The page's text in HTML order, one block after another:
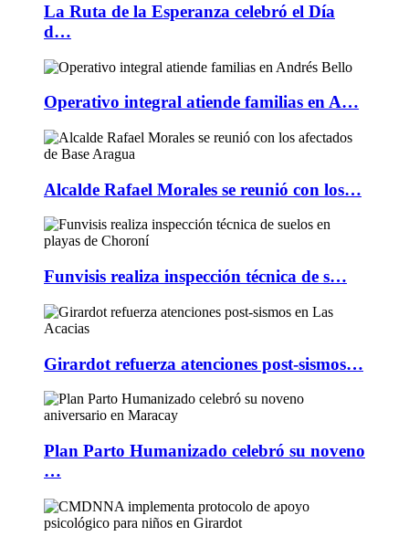
La Ruta de la Esperanza celebró el Día
d…
Operativo integral atiende familias en A…
Alcalde Rafael Morales se reunió con los…
Funvisis realiza inspección técnica de s…
Girardot refuerza atenciones post-sismos…
Plan Parto Humanizado celebró su noveno
…